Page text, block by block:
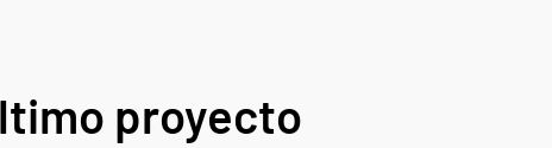
proyecto